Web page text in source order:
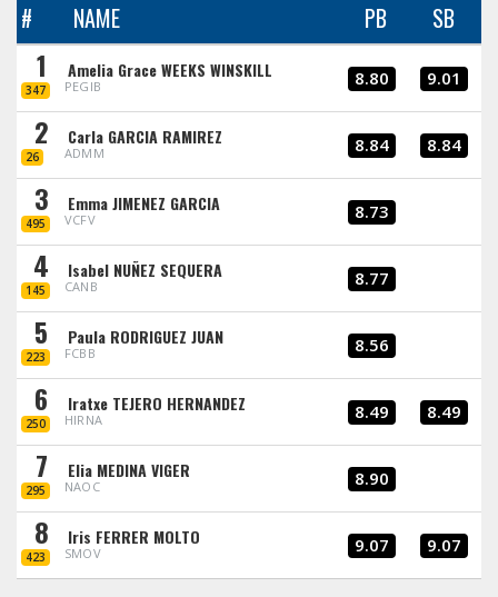
# NAME PB SB
1
347
Amelia Grace WEEKS WINSKILL
PEGIB 8.80 9.01
2
26
Carla GARCIA RAMIREZ
ADMM 8.84 8.84
3
495
Emma JIMENEZ GARCIA
VCFV 8.73
4
145
Isabel NUÑEZ SEQUERA
CANB 8.77
5
223
Paula RODRIGUEZ JUAN
FCBB 8.56
6
250
Iratxe TEJERO HERNANDEZ
HIRNA 8.49 8.49
7
295
Elia MEDINA VIGER
NAOC 8.90
8
423
Iris FERRER MOLTO
SMOV 9.07 9.07